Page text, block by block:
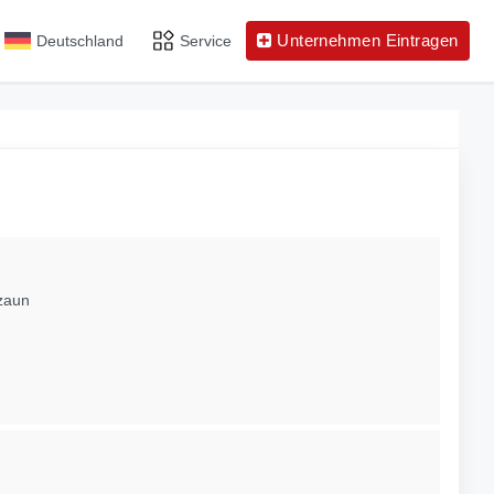
Deutschland Service Unternehmen Eintragen